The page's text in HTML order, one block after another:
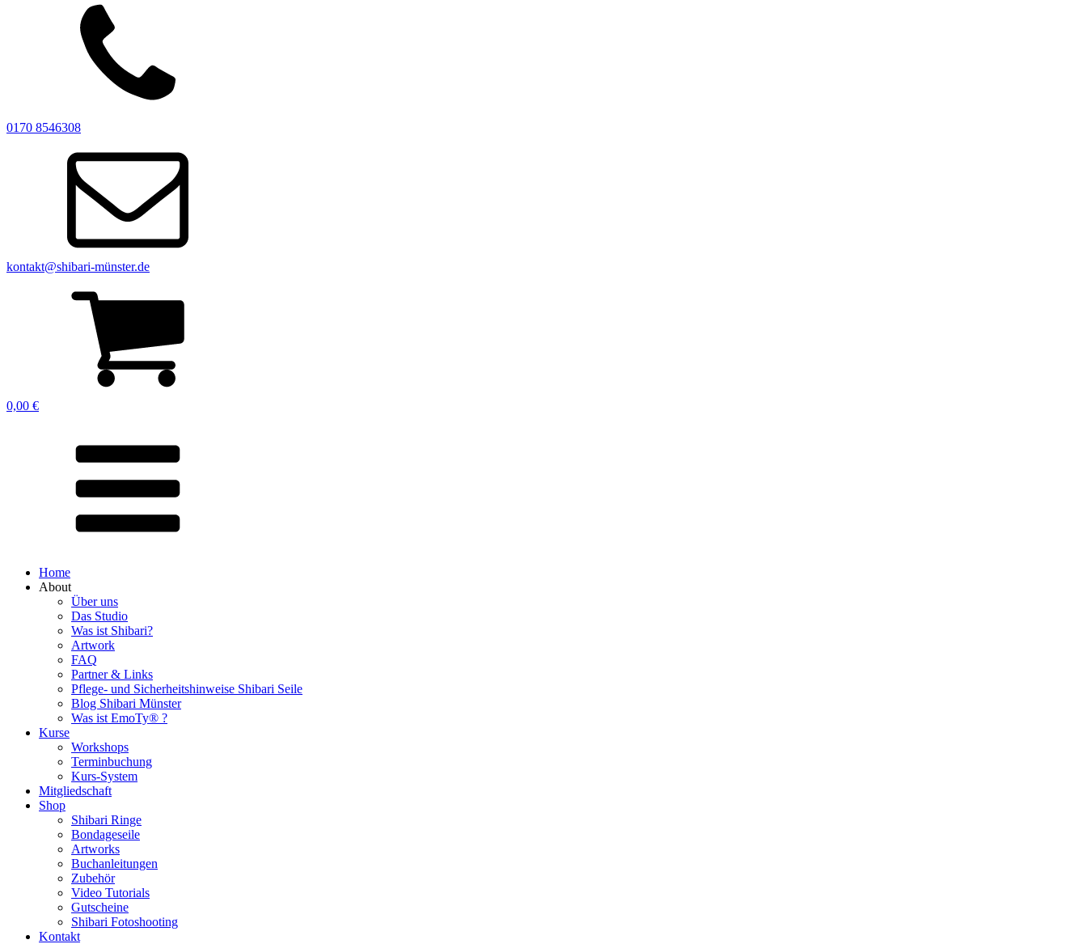
0170 8546308
kontakt@shibari-münster.de
0,00 €
Home
About
Über uns
Das Studio
Was ist Shibari?
Artwork
FAQ
Partner & Links
Pflege- und Sicherheitshinweise Shibari Seile
Blog Shibari Münster
Was ist EmoTy® ?
Kurse
Workshops
Terminbuchung
Kurs-System
Mitgliedschaft
Shop
Shibari Ringe
Bondageseile
Artworks
Buchanleitungen
Zubehör
Video Tutorials
Gutscheine
Shibari Fotoshooting
Kontakt